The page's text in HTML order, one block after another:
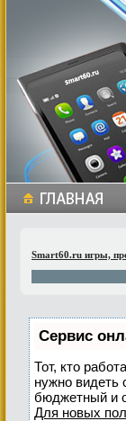
Smart60.ru игры,
Сервис
Тот, кто
нужно видеть
бюджетный и
Для новых